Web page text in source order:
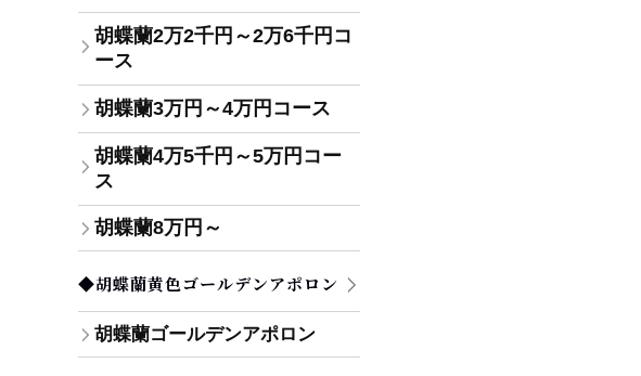
胡蝶蘭2万2千円～2万6千円コ
ース
胡蝶蘭3万円～4万円コース
胡蝶蘭4万5千円～5万円コー
ス
胡蝶蘭8万円～
◆胡蝶蘭黄色ゴールデンアポロン
胡蝶蘭ゴールデンアポロン